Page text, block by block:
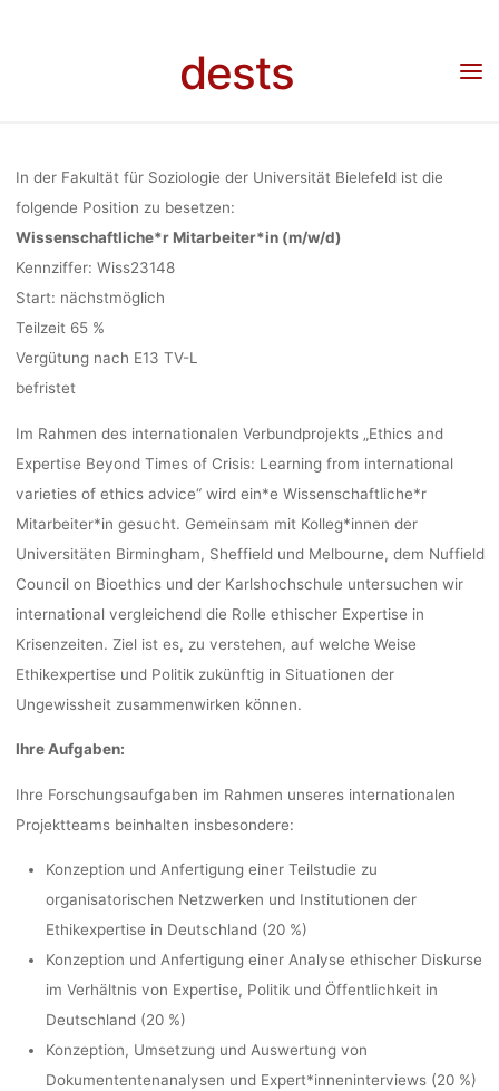
dests
TIMES OF
LEARNING
VARIETIES
ADVICE”,
Stellenangebot: Wissenschaftliche Mitarbeiter:in (65%, 4
Jahre) im Projekt “Ethics and Expertise Beyond Times of Crisis: Learning from
In der Fakultät für Soziologie der Universität Bielefeld ist die
folgende Position zu besetzen:
Wissenschaftliche*r Mitarbeiter*in (m/w/d)
Kennziffer: Wiss23148
Start: nächstmöglich
Teilzeit 65 %
Vergütung nach E13 TV-L
befristet
Im Rahmen des internationalen Verbundprojekts „Ethics and
Expertise Beyond Times of Crisis: Learning from international
varieties of ethics advice“ wird ein*e Wissenschaftliche*r
Mitarbeiter*in gesucht. Gemeinsam mit Kolleg*innen der
Universitäten Birmingham, Sheffield und Melbourne, dem Nuffield
Council on Bioethics und der Karlshochschule untersuchen wir
international vergleichend die Rolle ethischer Expertise in
Krisenzeiten. Ziel ist es, zu verstehen, auf welche Weise
Ethikexpertise und Politik zukünftig in Situationen der
Ungewissheit zusammenwirken können.
Ihre Aufgaben:
Ihre Forschungsaufgaben im Rahmen unseres internationalen
Projektteams beinhalten insbesondere:
Konzeption und Anfertigung einer Teilstudie zu
organisatorischen Netzwerken und Institutionen der
Ethikexpertise in Deutschland (20 %)
Konzeption und Anfertigung einer Analyse ethischer Diskurse
im Verhältnis von Expertise, Politik und Öffentlichkeit in
Deutschland (20 %)
Konzeption, Umsetzung und Auswertung von
Dokumententenanalysen und Expert*inneninterviews (20 %)